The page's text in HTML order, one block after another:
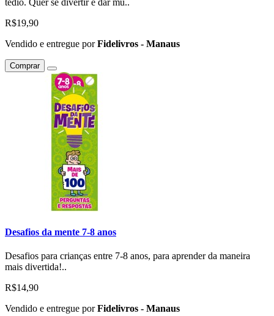
R$19,90
Vendido e entregue porFidelivros - Manaus
Comprar
Desafios da mente 7-8 anos
Desafios para crianças entre 7-8 anos, para aprender da maneira
mais divertida!..
R$14,90
Vendido e entregue porFidelivros - Manaus